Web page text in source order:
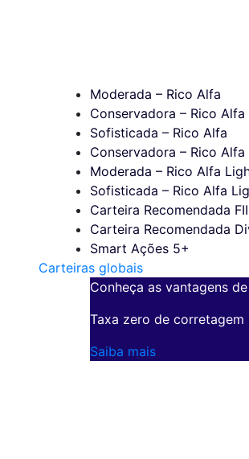
Moderada – Rico Alfa
Conservadora – Rico Alfa
Sofisticada – Rico Alfa
Conservadora – Rico Alfa
Moderada – Rico Alfa
Sofisticada – Rico Alfa
Carteira Recomendada
Carteira Recomendada
Smart Ações 5+
Carteiras globais
Conheça as vantagens
Taxa zero de
Saiba mais